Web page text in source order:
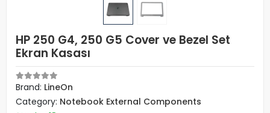
HP 250 G4, 250 G5 Cover ve Bezel Set
Ekran Kasası
Brand: LineOn
Category: Notebook External Components